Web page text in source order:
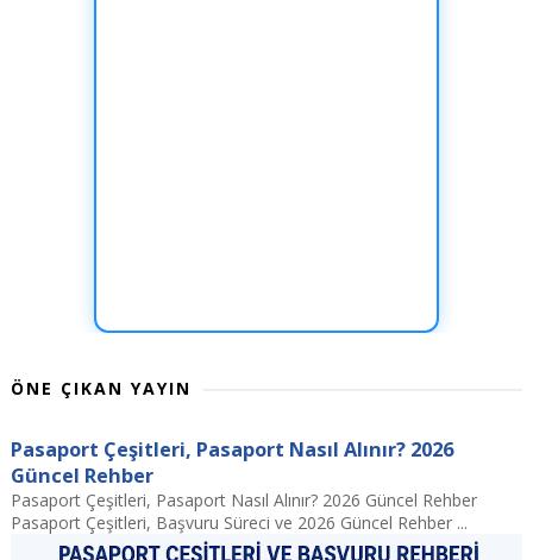
ÖNE ÇIKAN YAYIN
Pasaport Çeşitleri, Pasaport Nasıl Alınır? 2026
Güncel Rehber
Pasaport Çeşitleri, Pasaport Nasıl Alınır? 2026 Güncel Rehber
Pasaport Çeşitleri, Başvuru Süreci ve 2026 Güncel Rehber ...